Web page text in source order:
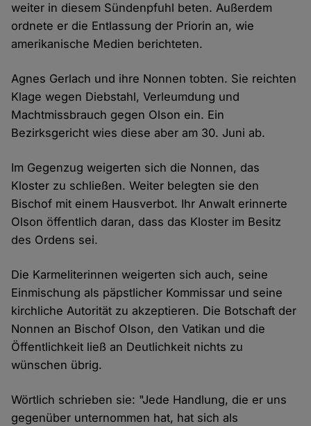
weiter in diesem Sündenpfuhl beten. Außerdem
ordnete er die Entlassung der Priorin an, wie
amerikanische Medien berichteten.
Agnes Gerlach und ihre Nonnen tobten. Sie reichten
Klage wegen Diebstahl, Verleumdung und
Machtmissbrauch gegen Olson ein. Ein
Bezirksgericht wies diese aber am 30. Juni ab.
Im Gegenzug weigerten sich die Nonnen, das
Kloster zu schließen. Weiter belegten sie den
Bischof mit einem Hausverbot. Ihr Anwalt erinnerte
Olson öffentlich daran, dass das Kloster im Besitz
des Ordens sei.
Die Karmeliterinnen weigerten sich auch, seine
Einmischung als päpstlicher Kommissar und seine
kirchliche Autorität zu akzeptieren. Die Botschaft der
Nonnen an Bischof Olson, den Vatikan und die
Öffentlichkeit ließ an Deutlichkeit nichts zu
wünschen übrig.
Wörtlich schrieben sie: "Jede Handlung, die er uns
gegenüber unternommen hat, hat sich als